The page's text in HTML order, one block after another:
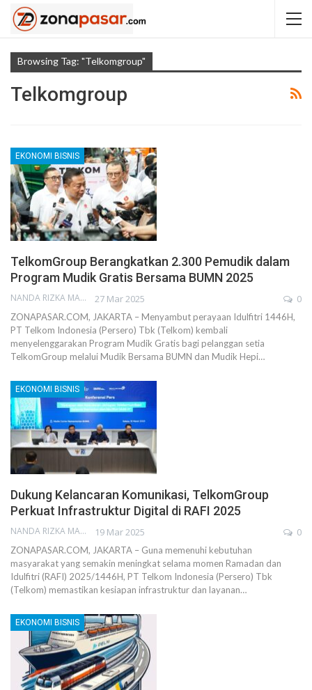
Browsing Tag: "Telkomgroup"
Telkomgroup
EKONOMI BISNIS
TelkomGroup Berangkatkan 2.300 Pemudik dalam
Program Mudik Gratis Bersama BUMN 2025
NANDA RIZKA MAHENDRA 27 Mar 2025 0
ZONAPASAR.COM, JAKARTA – Menyambut perayaan Idulfitri 1446H,
PT Telkom Indonesia (Persero) Tbk (Telkom) kembali
menyelenggarakan Program Mudik Gratis bagi pelanggan setia
TelkomGroup melalui Mudik Bersama BUMN dan Mudik Hepi…
EKONOMI BISNIS
Dukung Kelancaran Komunikasi, TelkomGroup
Perkuat Infrastruktur Digital di RAFI 2025
NANDA RIZKA MAHENDRA 19 Mar 2025 0
ZONAPASAR.COM, JAKARTA – Guna memenuhi kebutuhan
masyarakat yang semakin meningkat selama momen Ramadan dan
Idulfitri (RAFI) 2025/1446H, PT Telkom Indonesia (Persero) Tbk
(Telkom) memastikan kesiapan infrastruktur dan layanan…
EKONOMI BISNIS